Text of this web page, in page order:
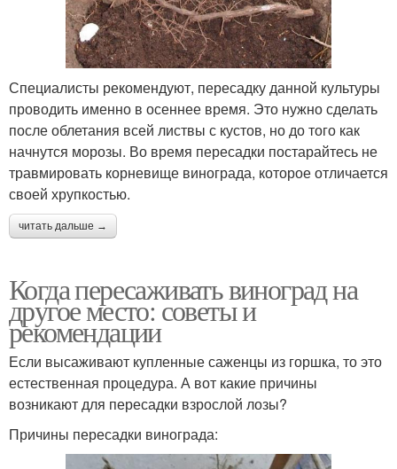
Специалисты рекомендуют, пересадку данной культуры
проводить именно в осеннее время. Это нужно сделать
после облетания всей листвы с кустов, но до того как
начнутся морозы. Во время пересадки постарайтесь не
травмировать корневище винограда, которое отличается
своей хрупкостью.
читать дальше →
Когда пересаживать виноград на
другое место: советы и
рекомендации
Если высаживают купленные саженцы из горшка, то это
естественная процедура. А вот какие причины
возникают для пересадки взрослой лозы?
Причины пересадки винограда: